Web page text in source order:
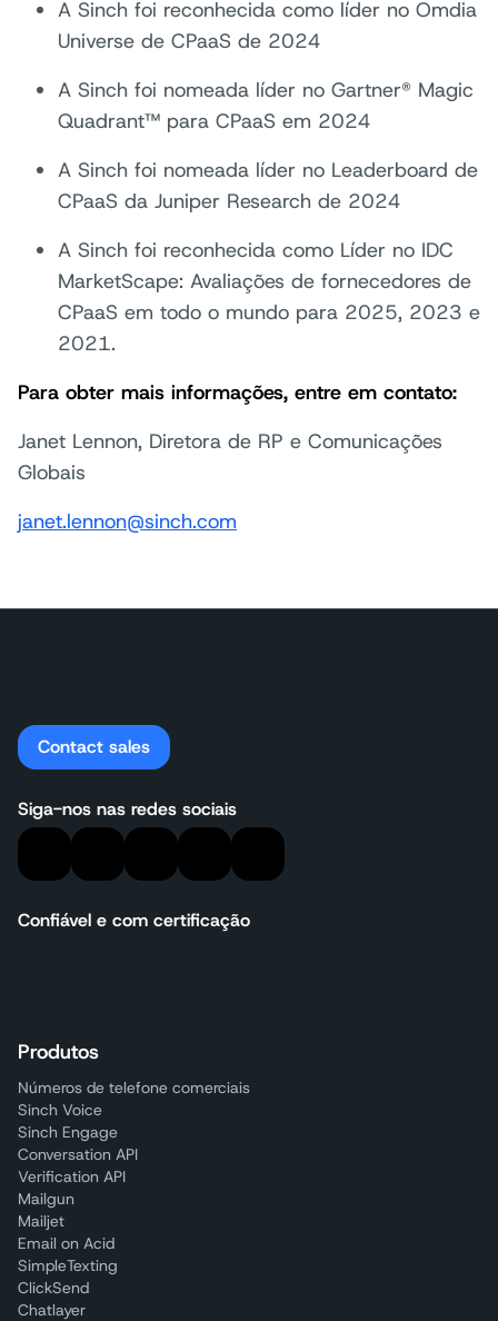
A Sinch foi reconhecida como líder no Omdia
Universe de CPaaS de 2024
A Sinch foi nomeada líder no Gartner® Magic
Quadrant™ para CPaaS em 2024
A Sinch foi nomeada líder no Leaderboard de
CPaaS da Juniper Research de 2024
A Sinch foi reconhecida como Líder no IDC
MarketScape: Avaliações de fornecedores de
CPaaS em todo o mundo para 2025, 2023 e
2021.
Para obter mais informações, entre em contato:
Janet Lennon, Diretora de RP e Comunicações
Globais
janet.lennon@sinch.com
Contact sales
Siga-nos nas redes sociais
Confiável e com certificação
Produtos
Números de telefone comerciais
Sinch Voice
Sinch Engage
Conversation API
Verification API
Mailgun
Mailjet
Email on Acid
SimpleTexting
ClickSend
Chatlayer